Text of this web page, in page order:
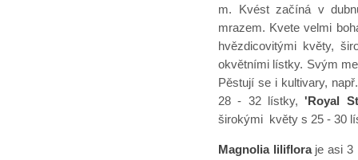
m. Kvést začíná v
mrazem. Kvete velmi
hvězdicovitými květy,
okvětními lístky. Svým
Pěstují se i kultivary,
28 - 32 lístky,'Royal
širokými květy s 25 - 30
Magnolia lilifloraje asi 3